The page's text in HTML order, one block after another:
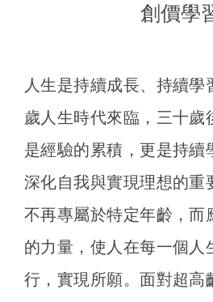
創價學
人生是持續成長、持續學
歲人生時代來臨，三十歲
是經驗的累積，更是持續
深化自我與實現理想的重
不再專屬於特定年齡，而
的力量，使人在每一個人
行，實現所願。面對超高